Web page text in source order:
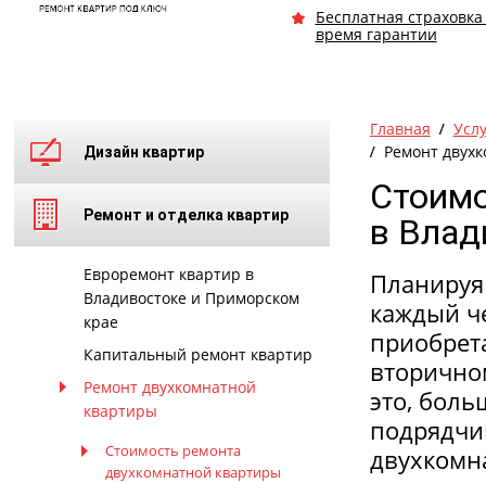
Бесплатная
время гарантии
Главная
Ремонт
в
каждый
это,
Дизайн квартир
Ремонт и отделка квартир
Евроремонт квартир в
Владивостоке и Приморском
крае
Капитальный ремонт квартир
Ремонт двухкомнатной
квартиры
Стоимость ремонта
двухкомнатной квартиры